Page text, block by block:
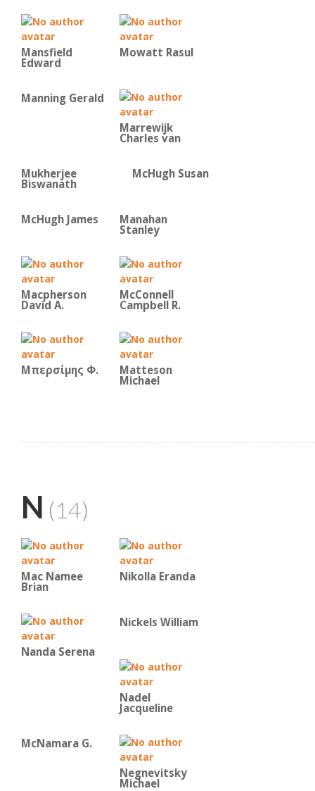
Mansfield
Edward
Mowatt Rasul
Manning Gerald
Marrewijk
Charles van
Mukherjee
Biswanath
McHugh Susan
McHugh James Manahan
Stanley
Macpherson
David A.
McConnell
Campbell R.
Μπερσίμης Φ. Matteson
Michael
N (14)
Mac Namee
Brian
Nikolla Eranda
Nanda Serena
Nickels William
Nadel
Jacqueline
McNamara G.
Negnevitsky
Michael